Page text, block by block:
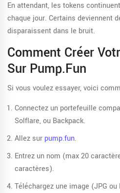
En attendant, les tokens
chaque jour. Certains deviennent
disparaissent dans le bruit.
Comment Créer
Sur Pump.fun
Si vous voulez essayer, voici
Connectez un portefeuille
Solflare, ou Backpack.
Allez sur pump.fun.
Entrez un nom (max 20
caractères).
Téléchargez une image (JPG